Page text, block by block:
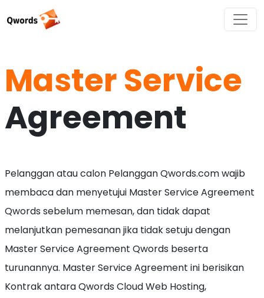
Master Service
Agreement
Pelanggan atau calon Pelanggan Qwords.com wajib
membaca dan menyetujui Master Service Agreement
Qwords sebelum memesan, dan tidak dapat
melanjutkan pemesanan jika tidak setuju dengan
Master Service Agreement Qwords beserta
turunannya. Master Service Agreement ini berisikan
Kontrak antara Qwords Cloud Web Hosting,